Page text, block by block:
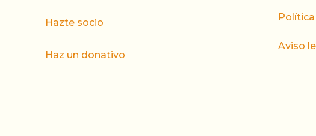
Hazte socio
Haz un donativo
Aviso